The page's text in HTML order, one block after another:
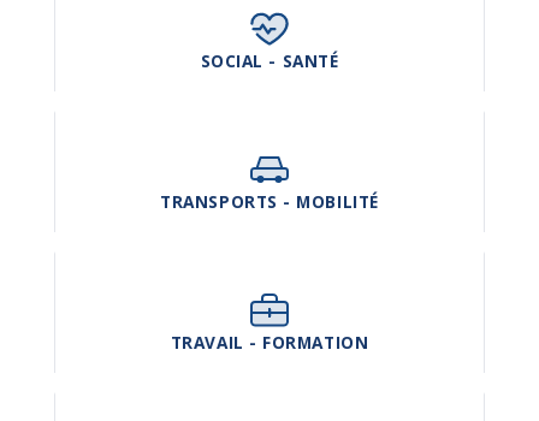
SOCIAL - SANTÉ
TRANSPORTS - MOBILITÉ
TRAVAIL - FORMATION